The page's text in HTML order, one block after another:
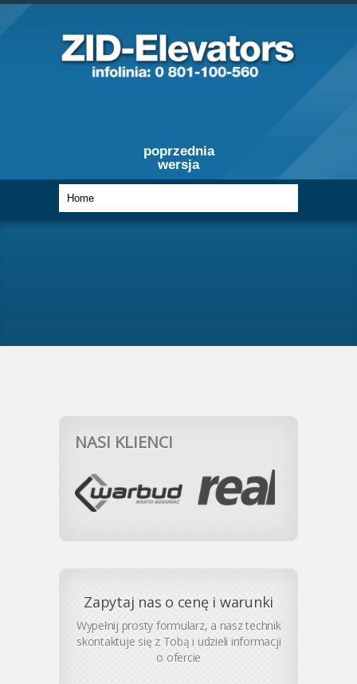
poprzednia
wersja
NASI KLIENCI
Zapytaj nas o cenę i warunki
Wypełnij prosty formularz, a nasz technik
skontaktuje się z Tobą i udzieli informacji
o ofercie